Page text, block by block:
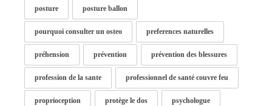
posture posture ballon
pourquoi consulter un osteo preferences naturelles
préhension prévention prévention des blessures
profession de la sante professionnel de santé couvre feu
proprioception protège le dos psychologue